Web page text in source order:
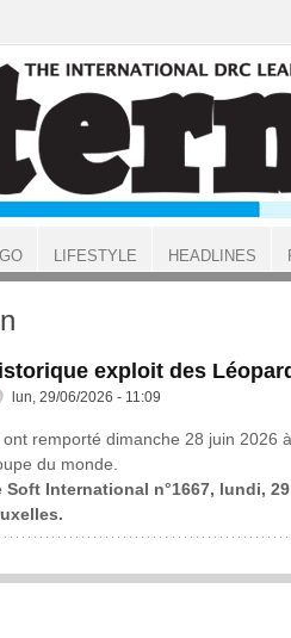
exploit des
lun, 29/06/2026 - 11:09
ont remporté dimanche 28 juin 2026
du monde.
Soft International n°1667, lundi,
LIFESTYLE HEADLINES